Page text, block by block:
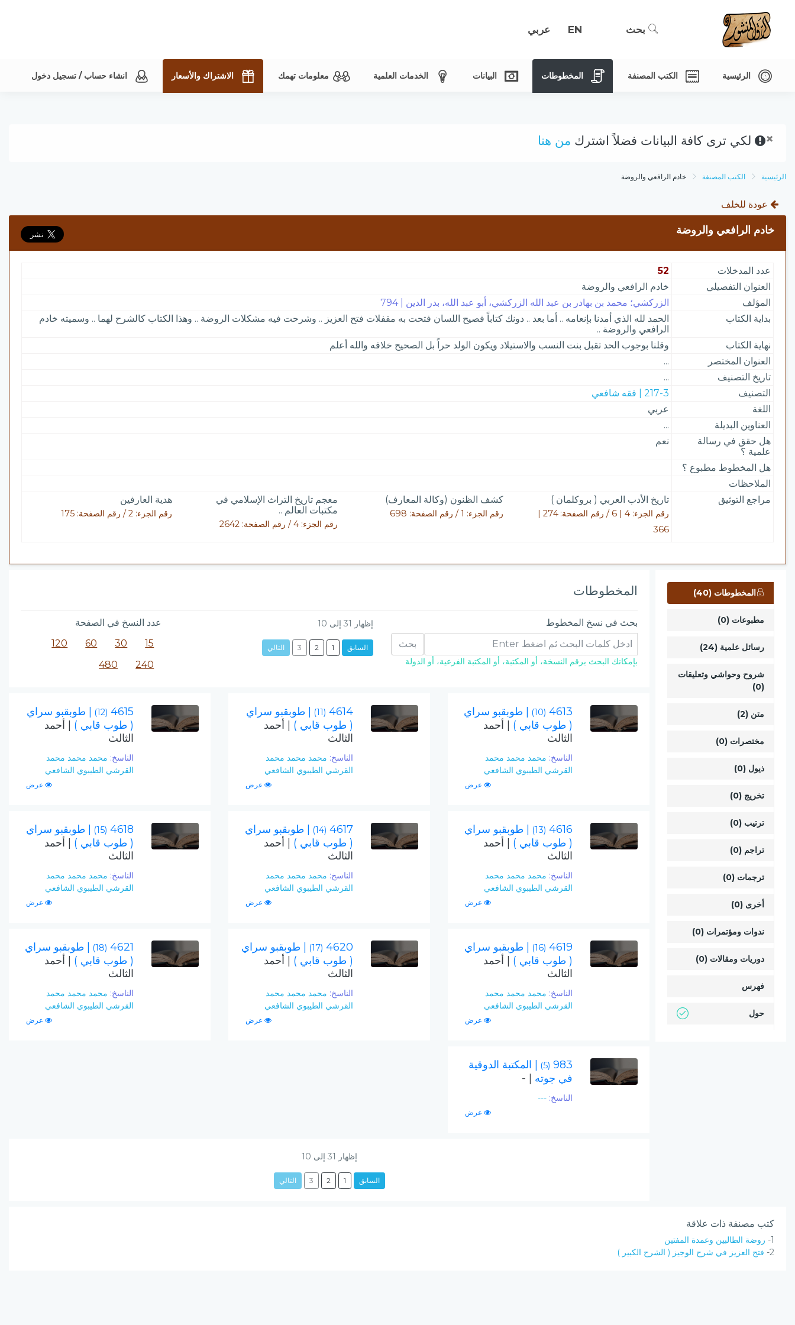
بحث EN عربي
الرئيسية الكتب المصنفة المخطوطات البيانات الخدمات العلمية معلومات تهمك الاشتراك والأسعار انشاء حساب / تسجيل دخول
× لكي ترى كافة البيانات فضلاً اشترك من هنا
الرئيسية الكتب المصنفة خادم الرافعي والروضة
عودة للخلف
خادم الرافعي والروضة
عدد المدخلات
52
العنوان التفصيلي
خادم الرافعي والروضة
المؤلف
الزركشي؛ محمد بن بهادر بن عبد الله الزركشي، أبو عبد الله، بدر الدين | 794
بداية الكتاب
الحمد لله الذي أمدنا بإنعامه .. أما بعد .. دونك كتاباً فصيح اللسان فتحت به مقفلات فتح العزيز .. وشرحت فيه مشكلات الروضة .. وهذا الكتاب كالشرح لهما .. وسميته خادم
الرافعي والروضة ..
نهاية الكتاب
وقلنا بوجوب الحد تقبل بنت النسب والاستيلاد ويكون الولد حراً بل الصحيح خلافه والله أعلم
العنوان المختصر
...
تاريخ التصنيف
...
التصنيف
217-3 | فقه شافعي
اللغة
عربي
العناوين البديلة
...
هل حقق في رسالة
علمية ؟
نعم
هل المخطوط مطبوع ؟
الملاحظات
مراجع التوثيق
تاريخ الأدب العربي ( بروكلمان )
رقم الجزء: 4 | 6 / رقم الصفحة: 274 |
366
كشف الظنون (وكالة المعارف)
رقم الجزء: 1 / رقم الصفحة: 698
معجم تاريخ التراث الإسلامي في
مكتبات العالم ..
رقم الجزء: 4 / رقم الصفحة: 2642
هدية العارفين
رقم الجزء: 2 / رقم الصفحة: 175
المخطوطات (40)
مطبوعات (0)
رسائل علمية (24)
شروح وحواشي وتعليقات
(0)
متن (2)
مختصرات (0)
ذيول (0)
تخريج (0)
ترتيب (0)
تراجم (0)
ترجمات (0)
أخرى (0)
ندوات ومؤتمرات (0)
دوريات ومقالات (0)
فهرس
حول
المخطوطات
بحث في نسخ المخطوط
بحث
بإمكانك البحث برقم النسخة، أو المكتبة، أو المكتبة الفرعية، أو الدولة
إظهار 31 إلى 10
السابق 1
2
3 التالي
عدد النسخ في الصفحة
15
30
60
120
240
480
4613
(10)
| طوبقبو سراي
( طوب قابي )
| أحمد
الثالث
الناسخ: محمد محمد محمد
القرشي الطيبوي الشافعي
عرض
4614
(11)
| طوبقبو سراي
( طوب قابي )
| أحمد
الثالث
الناسخ: محمد محمد محمد
القرشي الطيبوي الشافعي
عرض
4615
(12)
| طوبقبو سراي
( طوب قابي )
| أحمد
الثالث
الناسخ: محمد محمد محمد
القرشي الطيبوي الشافعي
عرض
4616
(13)
| طوبقبو سراي
( طوب قابي )
| أحمد
الثالث
الناسخ: محمد محمد محمد
القرشي الطيبوي الشافعي
عرض
4617
(14)
| طوبقبو سراي
( طوب قابي )
| أحمد
الثالث
الناسخ: محمد محمد محمد
القرشي الطيبوي الشافعي
عرض
4618
(15)
| طوبقبو سراي
( طوب قابي )
| أحمد
الثالث
الناسخ: محمد محمد محمد
القرشي الطيبوي الشافعي
عرض
4619
(16)
| طوبقبو سراي
( طوب قابي )
| أحمد
الثالث
الناسخ: محمد محمد محمد
القرشي الطيبوي الشافعي
عرض
4620
(17)
| طوبقبو سراي
( طوب قابي )
| أحمد
الثالث
الناسخ: محمد محمد محمد
القرشي الطيبوي الشافعي
عرض
4621
(18)
| طوبقبو سراي
( طوب قابي )
| أحمد
الثالث
الناسخ: محمد محمد محمد
القرشي الطيبوي الشافعي
عرض
983
(5)
| المكتبة الدوقية
في جوته
| -
الناسخ: ---
عرض
إظهار 31 إلى 10
السابق 1
2
3 التالي
كتب مصنفة ذات علاقة
1- روضة الطالبين وعمدة المفتين
2- فتح العزيز في شرح الوجيز ( الشرح الكبير )